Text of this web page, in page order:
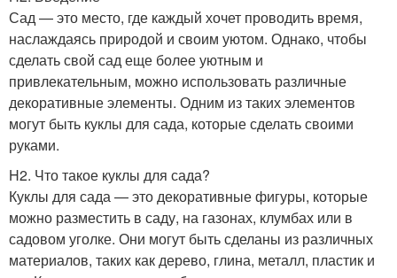
Сад — это место, где каждый хочет проводить время,
наслаждаясь природой и своим уютом. Однако, чтобы
сделать свой сад еще более уютным и
привлекательным, можно использовать различные
декоративные элементы. Одним из таких элементов
могут быть куклы для сада, которые сделать своими
руками.
H2. Что такое куклы для сада?
Куклы для сада — это декоративные фигуры, которые
можно разместить в саду, на газонах, клумбах или в
садовом уголке. Они могут быть сделаны из различных
материалов, таких как дерево, глина, металл, пластик и